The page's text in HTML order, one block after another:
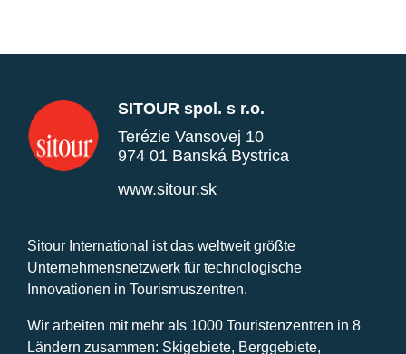
SITOUR spol. s r.o.
Terézie Vansovej 10
974 01 Banská Bystrica
www.sitour.sk
Sitour International ist das weltweit größte
Unternehmensnetzwerk für technologische
Innovationen in Tourismuszentren.
Wir arbeiten mit mehr als 1000 Touristenzentren in 8
Ländern zusammen: Skigebiete, Berggebiete,